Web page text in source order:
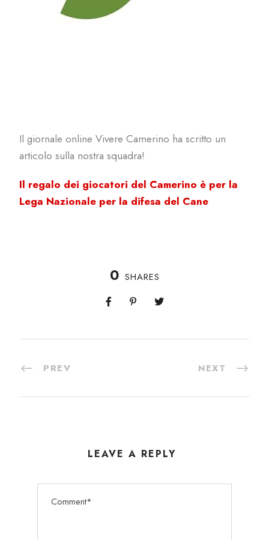
Il giornale online Vivere Camerino ha scritto un
articolo sulla nostra squadra!
Il regalo dei giocatori del Camerino è per la
Lega Nazionale per la difesa del Cane
0 SHARES
PREV NEXT
LEAVE A REPLY